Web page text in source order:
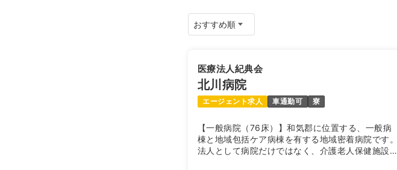
医療法人紀典会
北川病院
エージェント求人 車通勤可 寮
【一般病院（76床）】和気郡に位置する、一般病
棟と地域包括ケア病棟を有する地域密着病院です。
法人として病院だけではなく、介護老人保健施設や